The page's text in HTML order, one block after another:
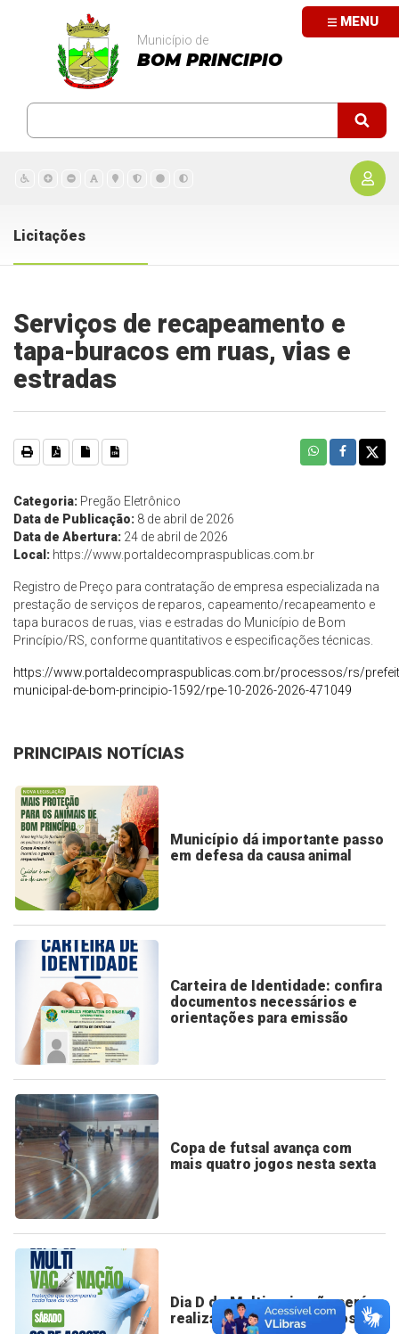
MENU
Município de
BOM PRINCIPIO
Licitações
Serviços de recapeamento e
tapa-buracos em ruas, vias e
estradas
Categoria: Pregão Eletrônico
Data de Publicação: 8 de abril de 2026
Data de Abertura: 24 de abril de 2026
Local: https://www.portaldecompraspublicas.com.br
Registro de Preço para contratação de empresa especializada na
prestação de serviços de reparos, capeamento/recapeamento e
tapa buracos de ruas, vias e estradas do Município de Bom
Princípio/RS, conforme quantitativos e especificações técnicas.
https://www.portaldecompraspublicas.com.br/processos/rs/
municipal-de-bom-principio-1592/rpe-10-2026-2026-471049
PRINCIPAIS NOTÍCIAS
Município dá importante passo
em defesa da causa animal
Carteira de Identidade: confira
documentos necessários e
orientações para emissão
Copa de futsal avança com
mais quatro jogos nesta sexta
Dia D de Multivacinação será
realizado no dia 22 de agosto